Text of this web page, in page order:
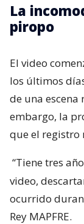
La
piropo
El video
los últimos
de una escena
embargo, la
que el registro
“Tiene tres
video,
ocurrido
Rey MAPFRE.